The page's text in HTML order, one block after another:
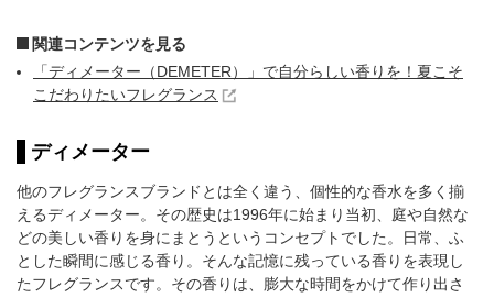
関連コンテンツを見る
「ディメーター（DEMETER）」で自分らしい香りを！夏こそ
こだわりたいフレグランス
ディメーター
他のフレグランスブランドとは全く違う、個性的な香水を多く揃
えるディメーター。その歴史は1996年に始まり当初、庭や自然な
どの美しい香りを身にまとうというコンセプトでした。日常、ふ
とした瞬間に感じる香り。そんな記憶に残っている香りを表現し
たフレグランスです。その香りは、膨大な時間をかけて作り出さ